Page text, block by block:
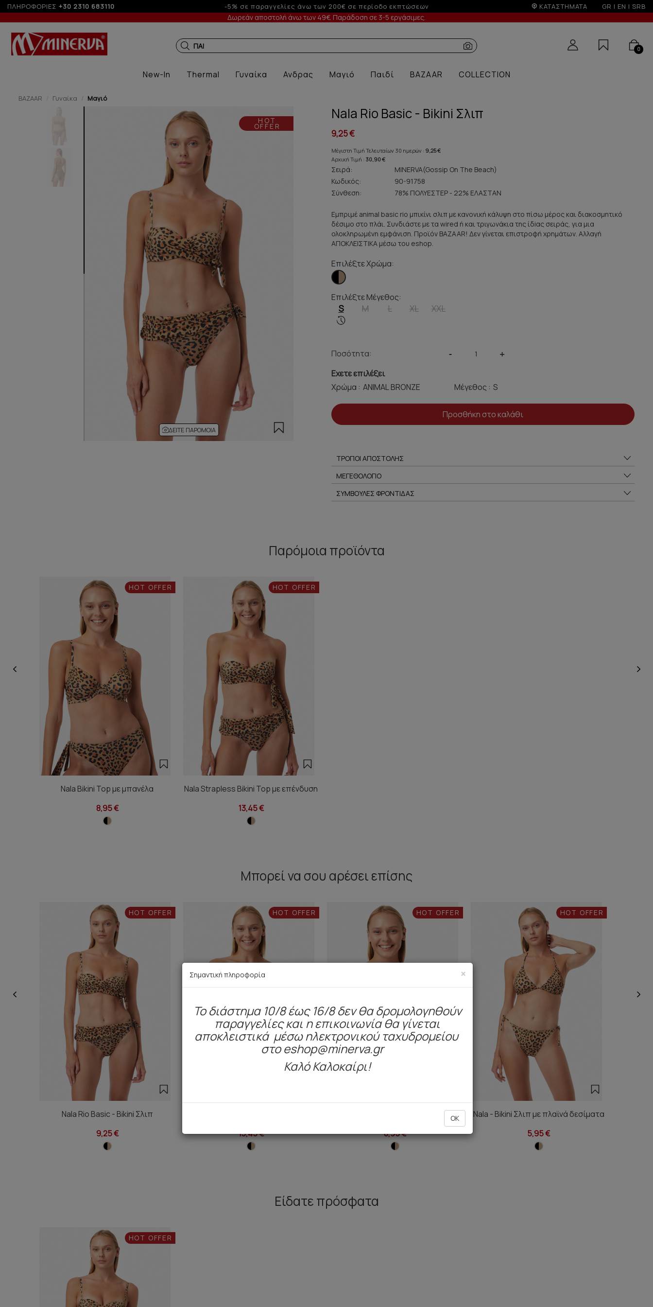
ΠΛΗΡΟΦΟΡΙΕΣ +30 2310 683110 -10% σε παραγγελίες άνω των 200€ ΚΑΤΑΣΤΗΜΑΤΑ GR | EN | SRB
Δωρεάν αποστολή άνω των 49€. Παράδοση σε 3-5 εργάσιμες.
ΠΑΙΔΙΚΑ ΕΣΩΡΟΥ 0
New-In Thermal Γυναίκα Ανδρας Μαγιό Παιδί BAZAAR COLLECTION
BAZAAR Γυναίκα Μαγιό
HOT
OFFER
ΔΕΊΤΕ ΠΑΡΌΜΟΙΑ
Nala Rio Basic - Bikini Σλιπ
9,25 €
Μέγιστη Τιμή Τελευταίων 30 ημερών : 9,25 €
Αρχική Τιμή : 30,90 €
Σειρά:
MINERVA(Gossip On The Beach)
Κωδικός:
90-91758
Σύνθεση:
78% ΠΟΛΥΕΣΤΕΡ - 22% ΕΛΑΣΤΑΝ
Εμπριμέ animal basic rio μπικίνι σλιπ με κανονική κάλυψη στο πίσω μέρος και διακοσμητικό
δέσιμο στο πλάι. Συνδιάστε με τα wired ή και τριγωνάκια της ίδiας σειράς, για μια
ολοκληρωμένη εμφάνιση. Προϊόν BAZAAR! Δεν γίνεται επιστροφή χρημάτων. Αλλαγή
ΑΠΟΚΛΕΙΣΤΙΚΑ μέσω του eshop.
Επιλέξτε Χρώμα:
Επιλέξτε Μέγεθος:
S M L XL XXL
Ποσότητα: - +
Εχετε επιλέξει
Χρώμα :
Μέγεθος :
Προσθήκη στο καλάθι
ΤΡΟΠΟΙ ΑΠΟΣΤΟΛΗΣ
ΜΕΓΕΘΟΛΟΓΙΟ
ΣΥΜΒΟΥΛΕΣ ΦΡΟΝΤΙΔΑΣ
Παρόμοια προϊόντα
HOT OFFER
Nala Bikini Top με μπανέλα
8,95 €
HOT OFFER
Nala Strapless Bikini Top με επένδυση
13,45 €
Μπορεί να σου αρέσει επίσης
HOT OFFER
Nala Rio Basic - Bikini Σλιπ
9,25 €
HOT OFFER
13,45 €
HOT OFFER
8,95 €
HOT OFFER
Nala - Bikini Σλιπ με πλαϊνά δεσίματα
5,95 €
Είδατε πρόσφατα
HOT OFFER
×
Σημαντική πληροφορία
To διάστημα 10/8 έως 16/8 δεν θα δρομολογηθούν
παραγγελίες και η επικοινωνία θα γίνεται
αποκλειστικά μέσω ηλεκτρονικού ταχυδρομείου
στο eshop@minerva.gr
Καλό Καλοκαίρι!
OK